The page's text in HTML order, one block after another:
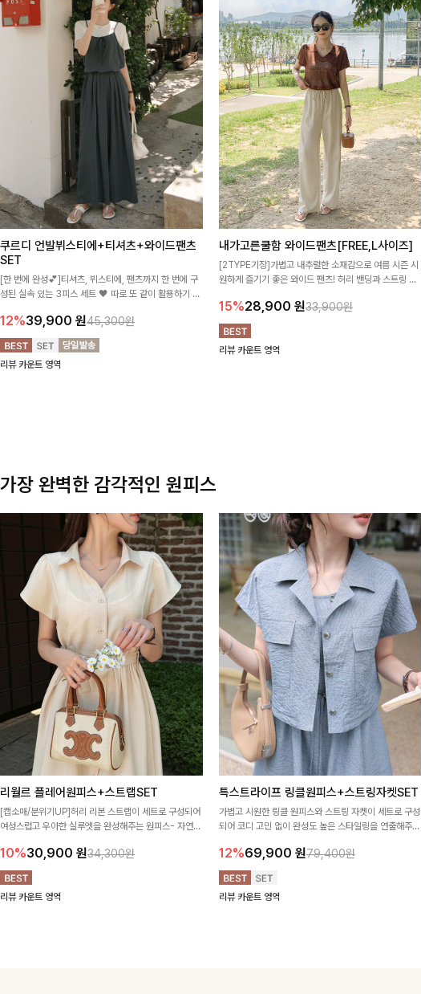
쿠르디 언발뷔스티에+티셔츠+와이드팬츠
SET
[한 번에 완성💕]티셔츠, 뷔스티에, 팬츠까지 한 번에 구
성된 실속 있는 3피스 세트 🖤 따로 또 같이 활용하기 좋
12%39,900 원45,300원
리뷰 카운트 영역
내가고른쿨함 와이드팬츠[FREE,L사이즈]
[2TYPE기장]가볍고 내추럴한 소재감으로 여름 시즌 시
원하게 즐기기 좋은 와이드 팬츠! 허리 밴딩과 스트링 디
이드핏이 군살을 자연스럽게 커버해준답니다:)
15%28,900 원33,900원
리뷰 카운트 영역
가장 완벽한 감각적인 원피스
리월르 플레어원피스+스트랩SET
[캡소매/분위기UP]허리 리본 스트랩이 세트로 구성되어
여성스럽고 우아한 실루엣을 완성해주는 원피스- 자연스
면서도 여리한 무드로 입어져✨
10%30,900 원34,300원
리뷰 카운트 영역
특스트라이프 링클원피스+스트링자켓SET
가볍고 시원한 링클 원피스와 스트링 자켓이 세트로 구성
되어 코디 고민 없이 완성도 높은 스타일링을 연출해주는
링 디테일로 다양한 핏을 연출할 수 있어 데일리부터 여
행룩까지 멋스럽게 즐기기 좋아요 ✨
12%69,900 원79,400원
리뷰 카운트 영역